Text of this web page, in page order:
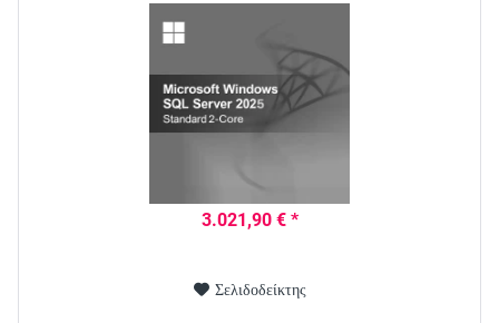
3.021,90 € *
Σελιδοδείκτης